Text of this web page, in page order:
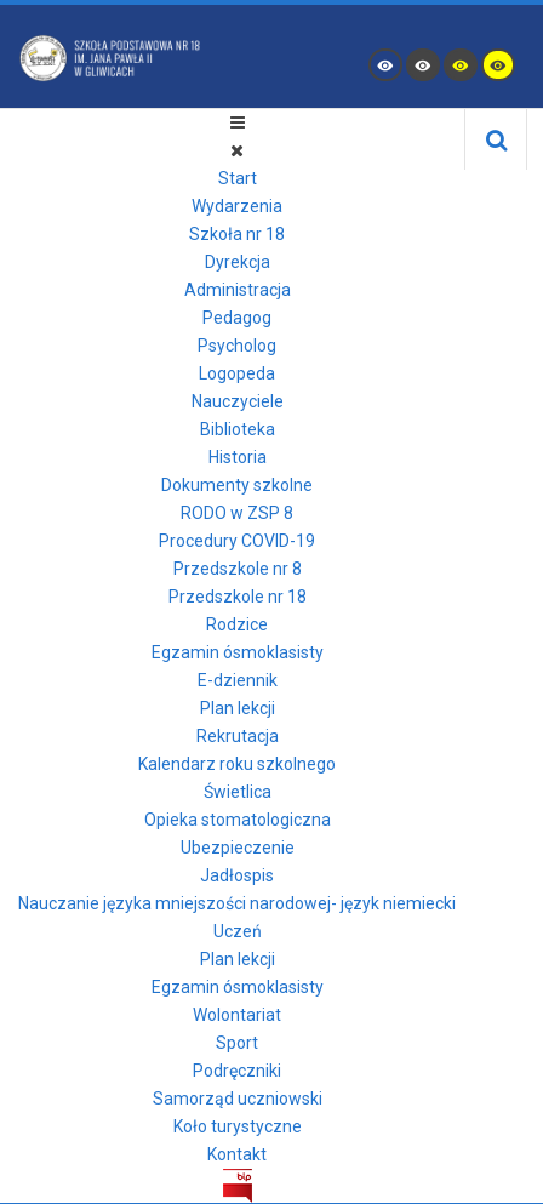
Start
Wydarzenia
Szkoła nr 18
Dyrekcja
Administracja
Pedagog
Psycholog
Logopeda
Nauczyciele
Biblioteka
Historia
Dokumenty szkolne
RODO w ZSP 8
Procedury COVID-19
Przedszkole nr 8
Przedszkole nr 18
Rodzice
Egzamin ósmoklasisty
E-dziennik
Plan lekcji
Rekrutacja
Kalendarz roku szkolnego
Świetlica
Opieka stomatologiczna
Ubezpieczenie
Jadłospis
Nauczanie języka mniejszości narodowej- język niemiecki
Uczeń
Plan lekcji
Egzamin ósmoklasisty
Wolontariat
Sport
Podręczniki
Samorząd uczniowski
Koło turystyczne
Kontakt